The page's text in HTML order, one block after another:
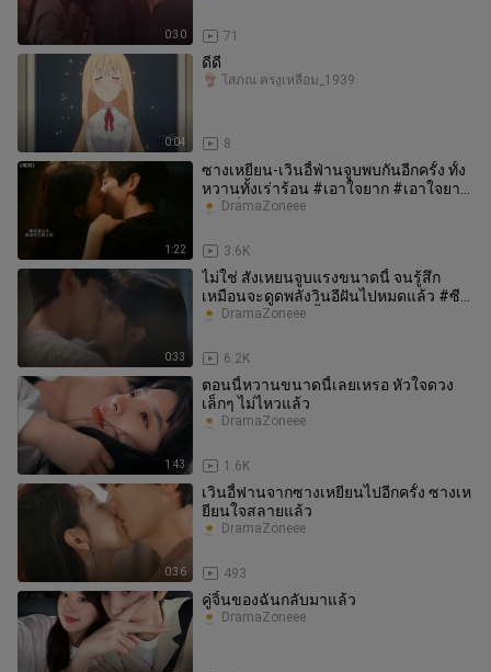
0:30 71
0:04
ดีดี
8
โสภณ ครงูเหลือม_1939
1:22
ซางเหยียน-เวินอี้ฟ่านจูบพบกันอีกครั้ง ทั้ง
หวานทั้งเร่าร้อน #เอาใจยาก #เอาใจยาก
ตอนที่ 27 ทำให้ฉันหัว
3.6K
DramaZoneee
0:33
ไม่ใช่ สังเหยนจูบแรงขนาดนี้ จนรู้สึก
เหมือนจะดูดพลังวินอีฝันไปหมดแล้ว #ซี
รีส์จีบผัวยาก#ไป๋จิ้งถิงจางร
6.2K
DramaZoneee
1:43
ตอนนี้หวานขนาดนี้เลยเหรอ หัวใจดวง
เล็กๆ ไม่ไหวแล้ว
1.6K
DramaZoneee
0:36
เวินอี้ฟานจากซางเหยียนไปอีกครั้ง ซางเห
ยียนใจสลายแล้ว
493
DramaZoneee
คู่จิ้นของฉันกลับมาแล้ว
DramaZoneee